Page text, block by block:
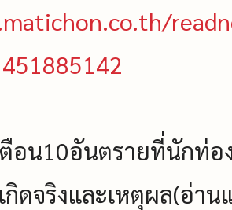
ตือน10อันตรายที่นักท่
กิดจริงและเหตุผล(อ่า